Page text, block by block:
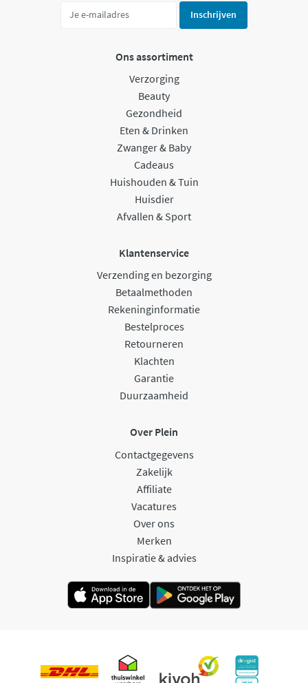
Inschrijven
Ons assortiment
Verzorging
Beauty
Gezondheid
Eten & Drinken
Zwanger & Baby
Cadeaus
Huishouden & Tuin
Huisdier
Afvallen & Sport
Klantenservice
Verzending en bezorging
Betaalmethoden
Rekeninginformatie
Bestelproces
Retourneren
Klachten
Garantie
Duurzaamheid
Over Plein
Contactgegevens
Zakelijk
Affiliate
Vacatures
Over ons
Merken
Inspiratie & advies